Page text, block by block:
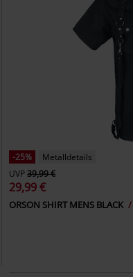
-25%
Metalldetails
UVP39,99 €
29,99 €
ORSON SHIRT MENS BLACK